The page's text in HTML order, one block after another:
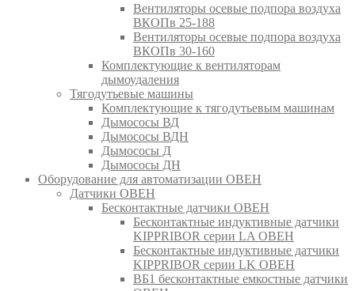
Вентиляторы осевые подпора воздуха
ВКОПв 25-188
Вентиляторы осевые подпора воздуха
ВКОПв 30-160
Комплектующие к вентиляторам
дымоудаления
Тягодутьевые машины
Комплектующие к тягодутьевым машинам
Дымососы ВД
Дымососы ВДН
Дымососы Д
Дымососы ДН
Оборудование для автоматизации ОВЕН
Датчики ОВЕН
Бесконтактные датчики ОВЕН
Бесконтактные индуктивные датчики
KIPPRIBOR серии LA ОВЕН
Бесконтактные индуктивные датчики
KIPPRIBOR серии LK ОВЕН
ВБ1 бесконтактные емкостные датчики